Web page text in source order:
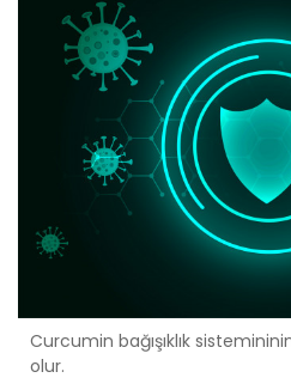
Curcumin bağışıklık
olur.